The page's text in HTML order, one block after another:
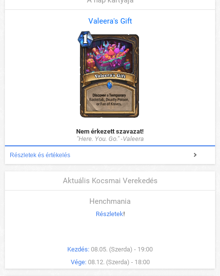
Valeera's Gift
Nem érkezett szavazat!
"Here. You. Go." -Valeera
Részletek és értékelés
Aktuális Kocsmai Verekedés
Henchmania
Részletek!
Kezdés: 08.05. (Szerda) - 19:00
Vége: 08.12. (Szerda) - 18:00